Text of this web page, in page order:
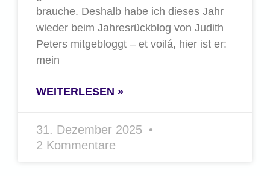
brauche. Deshalb habe ich dieses Jahr
wieder beim Jahresrückblog von Judith
Peters mitgebloggt – et voilá, hier ist er:
mein
WEITERLESEN »
31. Dezember 2025
2 Kommentare